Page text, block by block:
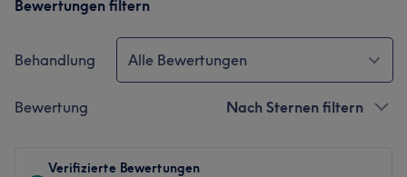
Bewertungen filtern
Behandlung Alle Bewertungen
Bewertung Nach Sternen filtern
Verifizierte Bewertungen